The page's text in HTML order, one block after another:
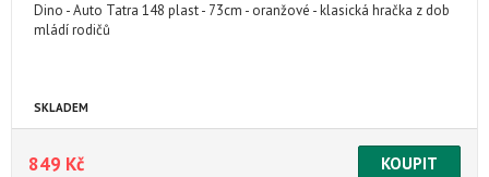
Dino - Auto Tatra 148 plast - 73cm - oranžové - klasická hračka z dob
mládí rodičů
SKLADEM
849 Kč